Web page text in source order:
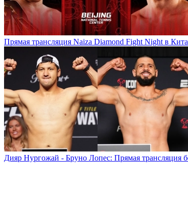
Прямая трансляция Naiza Diamond Fight Night в
Дияр Нургожай - Бруно Лопес: Прямая трансляция